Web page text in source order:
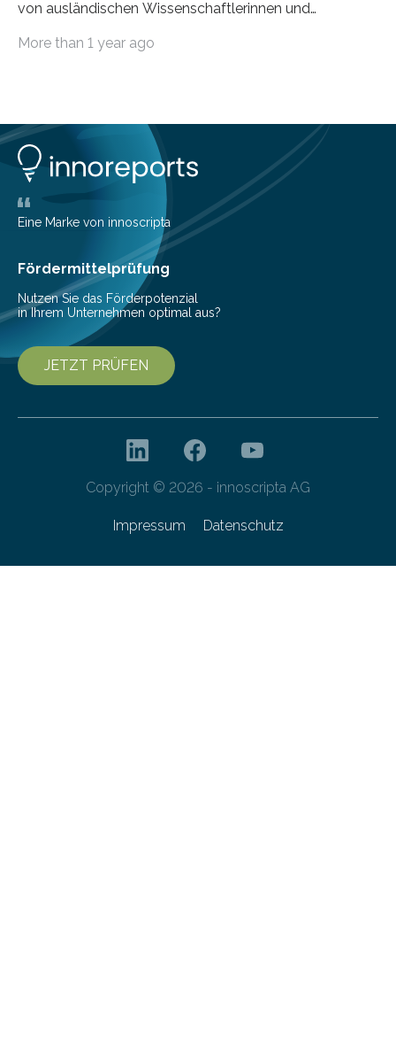
von ausländischen Wissenschaftlerinnen und
More than 1 year ago
Eine Marke von innoscripta
Fördermittelprüfung
Nutzen Sie das Förderpotenzial
in Ihrem Unternehmen optimal aus?
JETZT PRÜFEN
Copyright © 2026 - innoscripta AG
Impressum Datenschutz